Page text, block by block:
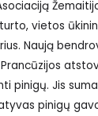
vietos
Naują
pinigų. Jis
pinigų